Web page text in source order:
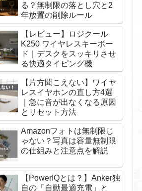
る？無制限の落とし穴と2
年放置の削除ルール
【レビュー】ロジクール
K250 ワイヤレスキーボー
ド｜デスクをスッキリさせ
る快適タイピング機
【片方聞こえない】ワイヤ
レスイヤホンの直し方4選
｜急に音が出なくなる原因
とリセット方法
Amazonフォトは無制限じ
ゃない？写真は容量無制限
の仕組みと注意点を解説
【PowerIQとは？】Anker独
自の「自動最適充電」と